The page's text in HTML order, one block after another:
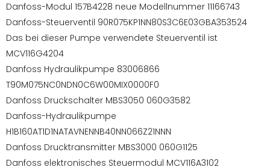
Danfoss-Modul 157B4228 neue Modellnummer 11166743
Danfoss-Steuerventil 90R075KP1NN80S3C6E03GBA353524
Das bei dieser Pumpe verwendete Steuerventil ist
MCV116G4204
Danfoss Hydraulikpumpe 83006866
T90M075NC0NDN0C6W00MIX0000F0
Danfoss Druckschalter MBS3050 060G3582
Danfoss-Hydraulikpumpe
H1B160AT1D1NATAVNENNB40NN066Z21NNN
Danfoss Drucktransmitter MBS3000 060G1125
Danfoss elektronisches Steuermodul MCV116A3102